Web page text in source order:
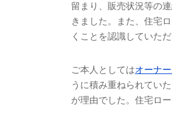
留まり、販売状況等の
きました。また、住宅
くことを認識していただ
ご本人としてはオーナ
うに積み重ねられてい
が理由でした。住宅ロ